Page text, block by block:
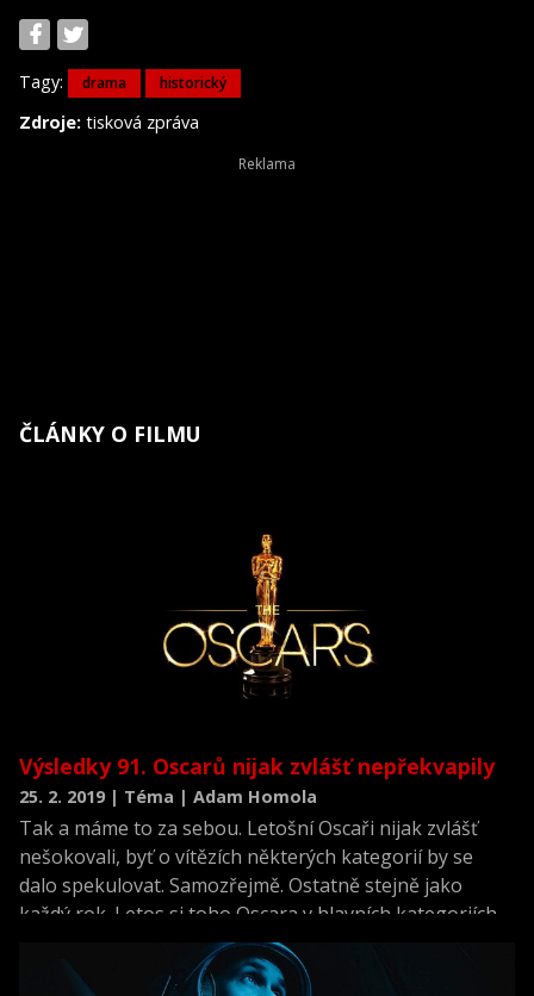
Tagy: drama historický
Zdroje: tisková zpráva
ČLÁNKY O FILMU
Výsledky 91. Oscarů nijak zvlášť nepřekvapily
25. 2. 2019 | Téma | Adam Homola
Tak a máme to za sebou. Letošní Oscaři nijak zvlášť
nešokovali, byť o vítězích některých kategorií by se
dalo spekulovat. Samozřejmě. Ostatně stejně jako
každý rok. Letos si toho Oscara v hlavních kategoriích
hezky rozdělilo hned několik hlavních favoritů, tudíž se
nestalo, že by jeden film sebral sošky za nejlepší film,